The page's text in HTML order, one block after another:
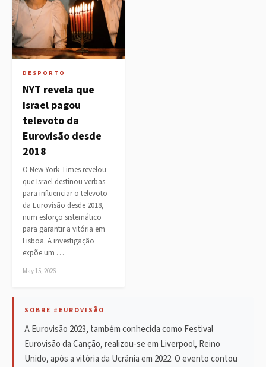
DESPORTO
NYT revela que
Israel pagou
televoto da
Eurovisão desde
2018
O New York Times revelou
que Israel destinou verbas
para influenciar o televoto
da Eurovisão desde 2018,
num esforço sistemático
para garantir a vitória em
Lisboa. A investigação
expõe um …
May 15, 2026
SOBRE #EUROVISÃO
A Eurovisão 2023, também conhecida como Festival
Eurovisão da Canção, realizou-se em Liverpool, Reino
Unido, após a vitória da Ucrânia em 2022. O evento contou